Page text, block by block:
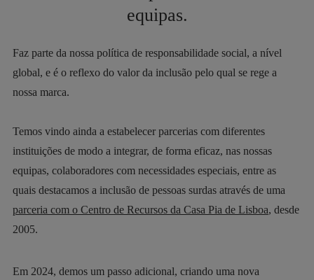
equipas.
Faz parte da nossa política de responsabilidade social, a nível
global, e é o reflexo do valor da inclusão pelo qual se rege a
nossa marca.
Temos vindo ainda a estabelecer parcerias com diferentes
instituições de modo a integrar, de forma eficaz, nas nossas
equipas, colaboradores com necessidades especiais, entre as
quais destacamos a inclusão de pessoas surdas através de uma
parceria com o Centro de Recursos da Casa Pia de Lisboa, desde
2005.
Em 2024, demos um passo adicional, criando uma nova